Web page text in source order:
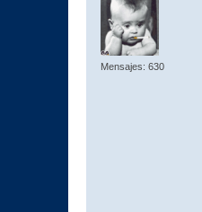
Mensajes: 630